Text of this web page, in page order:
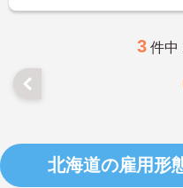
3 件中
北海道の雇用形